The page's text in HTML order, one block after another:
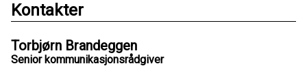
Kontakter
Torbjørn Brandeggen
Senior kommunikasjonsrådgiver